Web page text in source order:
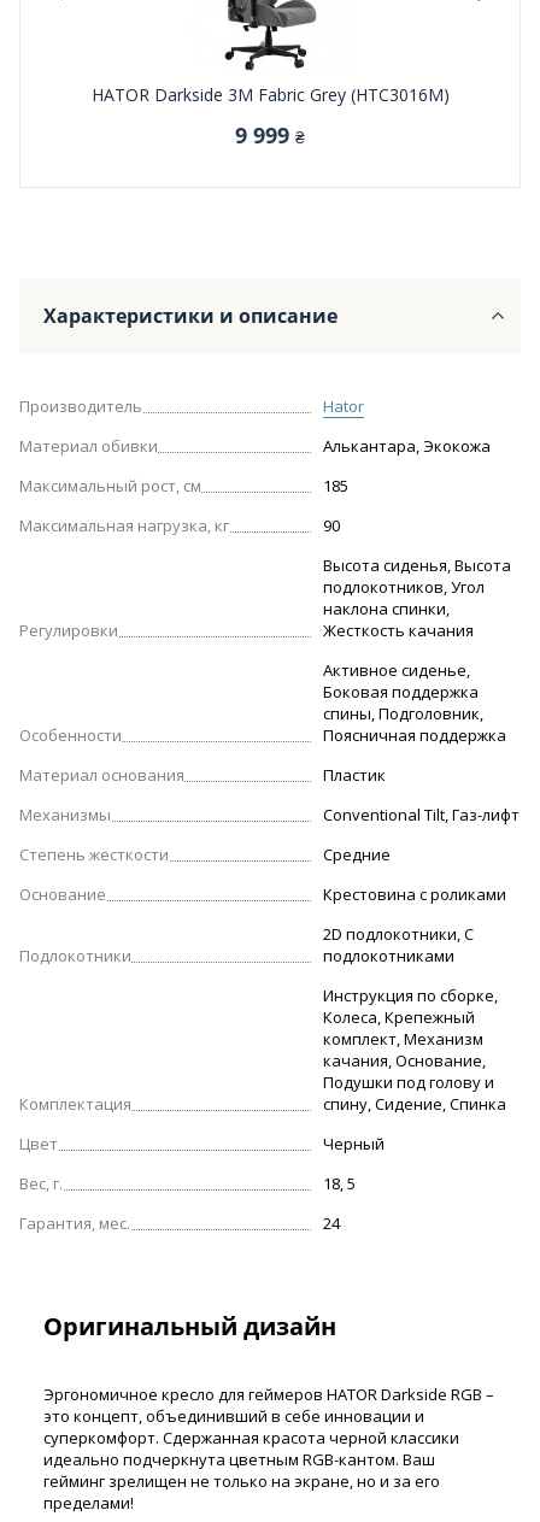
HATOR Darkside 3M Fabric Grey (HTC3016M)
9 999 ₴
Характеристики и описание
Производитель
Hator
Материал обивки
Алькантара, Экокожа
Максимальный рост, см
185
Максимальная нагрузка, кг
90
Регулировки
Высота сиденья, Высота
подлокотников, Угол
наклона спинки,
Жесткость качания
Особенности
Активное сиденье,
Боковая поддержка
спины, Подголовник,
Поясничная поддержка
Материал основания
Пластик
Механизмы
Conventional Tilt, Газ-лифт
Степень жесткости
Средние
Основание
Крестовина с роликами
Подлокотники
2D подлокотники, С
подлокотниками
Комплектация
Инструкция по сборке,
Колеса, Крепежный
комплект, Механизм
качания, Основание,
Подушки под голову и
спину, Сидение, Спинка
Цвет
Черный
Вес, г.
18, 5
Гарантия, мес.
24
Оригинальный дизайн
Эргономичное кресло для геймеров HATOR Darkside RGB –
это концепт, объединивший в себе инновации и
суперкомфорт. Сдержанная красота черной классики
идеально подчеркнута цветным RGB-кантом. Ваш
гейминг зрелищен не только на экране, но и за его
пределами!